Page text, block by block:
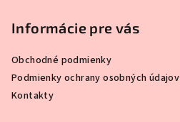
Informácie pre vás
Obchodné podmienky
Podmienky ochrany osobných údajov
Kontakty